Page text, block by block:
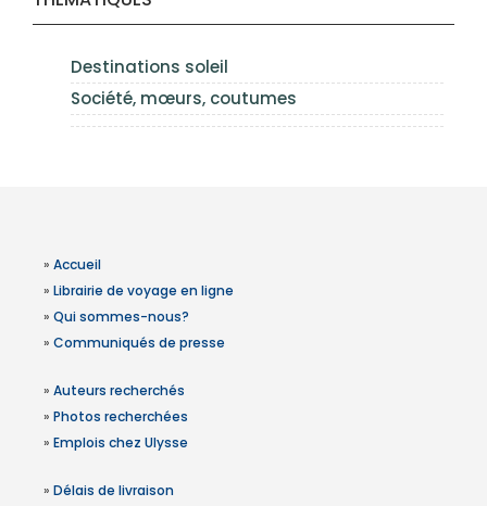
Destinations soleil
Société, mœurs, coutumes
» Accueil
» Librairie de voyage en ligne
» Qui sommes-nous?
» Communiqués de presse
» Auteurs recherchés
» Photos recherchées
» Emplois chez Ulysse
» Délais de livraison